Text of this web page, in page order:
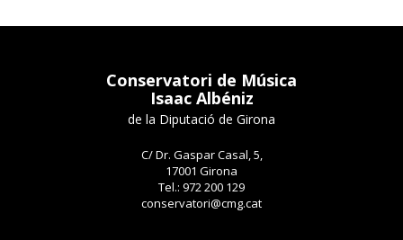
Conservatori de Música
Isaac Albéniz
de la Diputació de Girona
C/ Dr. Gaspar Casal, 5,
17001 Girona
Tel.: 972 200 129
conservatori@cmg.cat